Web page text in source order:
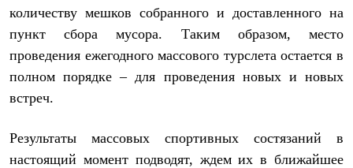
Городские
Аксессуары для рюкзаков
Спальные мешки
Пуховые
Комбинированные
С синтетическим утеплителем
Баулы
Кошельки
количеству мешков собранного и доставленного на
пункт сбора мусора. Таким образом, место
проведения ежегодного массового турслета остается в
полном порядке – для проведения новых и новых
встреч.
Результаты массовых спортивных состязаний в
настоящий момент подводят, ждем их в ближайшее